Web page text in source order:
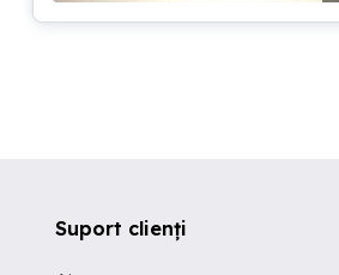
Suport clienți